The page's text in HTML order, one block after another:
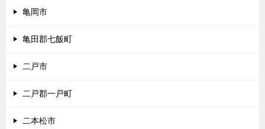
亀岡市
亀田郡七飯町
二戸市
二戸郡一戸町
二本松市